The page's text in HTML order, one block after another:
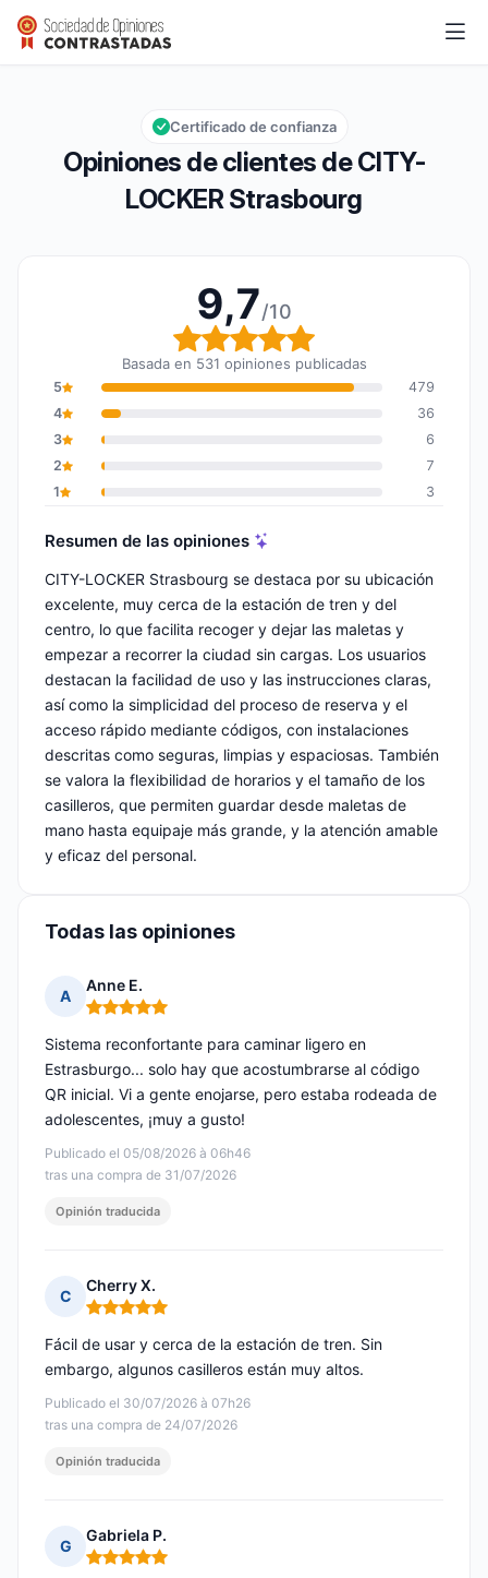
CITY-LOCKER Strasbourg
Calificación global: 9,7 de 10
9,7/10
Opiniones de clientes de CITY-
LOCKER Strasbourg
Certificado de confianza
9,7/10
Calificación global: 9,7
Basada en 531 opiniones publicadas
5
479
4
36
3
6
2
7
1
3
Resumen de las opiniones
CITY-LOCKER Strasbourg se destaca por su ubicación
excelente, muy cerca de la estación de tren y del
centro, lo que facilita recoger y dejar las maletas y
empezar a recorrer la ciudad sin cargas. Los usuarios
destacan la facilidad de uso y las instrucciones claras,
así como la simplicidad del proceso de reserva y el
acceso rápido mediante códigos, con instalaciones
descritas como seguras, limpias y espaciosas. También
se valora la flexibilidad de horarios y el tamaño de los
casilleros, que permiten guardar desde maletas de
mano hasta equipaje más grande, y la atención amable
y eficaz del personal.
Todas las opiniones
A
Anne E.
Nota: 5 de 5
Publicado el 05/08/2026 à 06h46
tras una compra de 31/07/2026
Sistema reconfortante para caminar ligero en
Estrasburgo... solo hay que acostumbrarse al código
QR inicial. Vi a gente enojarse, pero estaba rodeada de
adolescentes, ¡muy a gusto!
Opinión traducida
C
Cherry X.
Nota: 5 de 5
Publicado el 30/07/2026 à 07h26
tras una compra de 24/07/2026
Fácil de usar y cerca de la estación de tren. Sin
embargo, algunos casilleros están muy altos.
Opinión traducida
G
Gabriela P.
Nota: 5 de 5